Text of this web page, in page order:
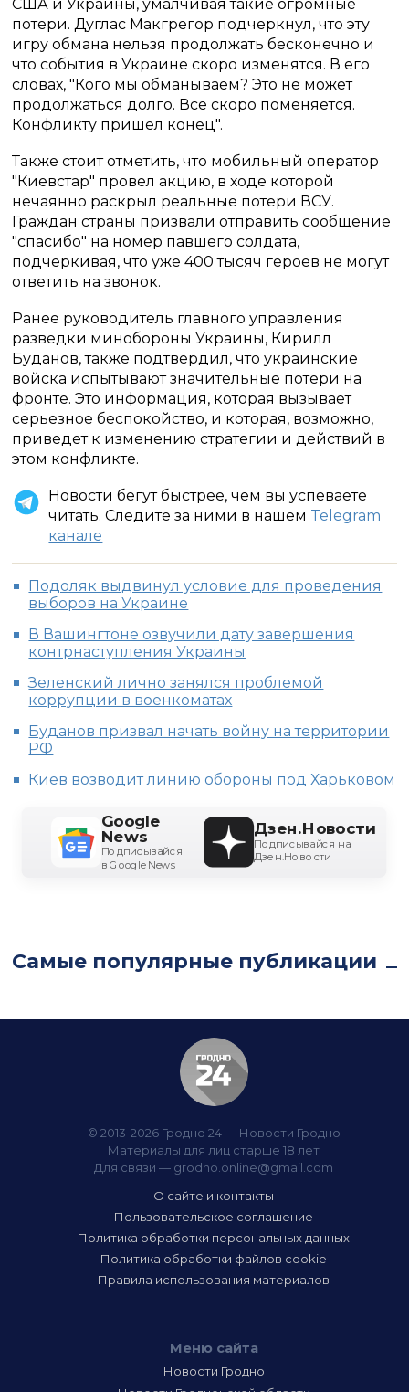
США и Украины, умалчивая такие огромные
потери. Дуглас Макгрегор подчеркнул, что эту
игру обмана нельзя продолжать бесконечно и
что события в Украине скоро изменятся. В его
словах, "Кого мы обманываем? Это не может
продолжаться долго. Все скоро поменяется.
Конфликту пришел конец".
Также стоит отметить, что мобильный оператор
"Киевстар" провел акцию, в ходе которой
нечаянно раскрыл реальные потери ВСУ.
Граждан страны призвали отправить сообщение
"спасибо" на номер павшего солдата,
подчеркивая, что уже 400 тысяч героев не могут
ответить на звонок.
Ранее руководитель главного управления
разведки минобороны Украины, Кирилл
Буданов, также подтвердил, что украинские
войска испытывают значительные потери на
фронте. Это информация, которая вызывает
серьезное беспокойство, и которая, возможно,
приведет к изменению стратегии и действий в
этом конфликте.
Новости бегут быстрее, чем вы успеваете
читать. Следите за ними в нашем Telegram
канале
Подоляк выдвинул условие для проведения
выборов на Украине
В Вашингтоне озвучили дату завершения
контрнаступления Украины
Зеленский лично занялся проблемой
коррупции в военкоматах
Буданов призвал начать войну на территории
РФ
Киев возводит линию обороны под Харьковом
Google
News
Подписывайся
в Google News
Дзен.Новости
Подписывайся на
Дзен.Новости
Самые популярные публикации
© 2013-2026 Гродно 24 — Новости Гродно
Материалы для лиц старше 18 лет
Для связи — grodno.online@gmail.com
О сайте и контакты
Пользовательское соглашение
Политика обработки персональных данных
Политика обработки файлов cookie
Правила использования материалов
Меню сайта
Новости Гродно